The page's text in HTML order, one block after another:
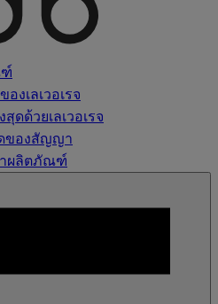
งเลเวอเรจ
ดด้วยเลเวอเรจ
ของสัญญา
ผลิตภัณฑ์